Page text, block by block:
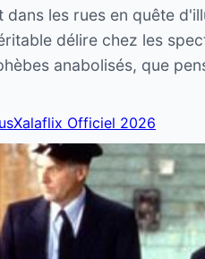
dans les rues en quête
délire chez les
anabolisés, que
Xalaflix Officiel 2026